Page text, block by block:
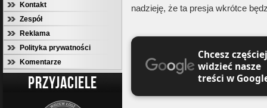
Kontakt
Zespół
Reklama
Polityka prywatności
Komentarze
PRZYJACIELE
nadzieję, że ta presja wkrótce
Chcesz częściej
widzieć nasze
treści w